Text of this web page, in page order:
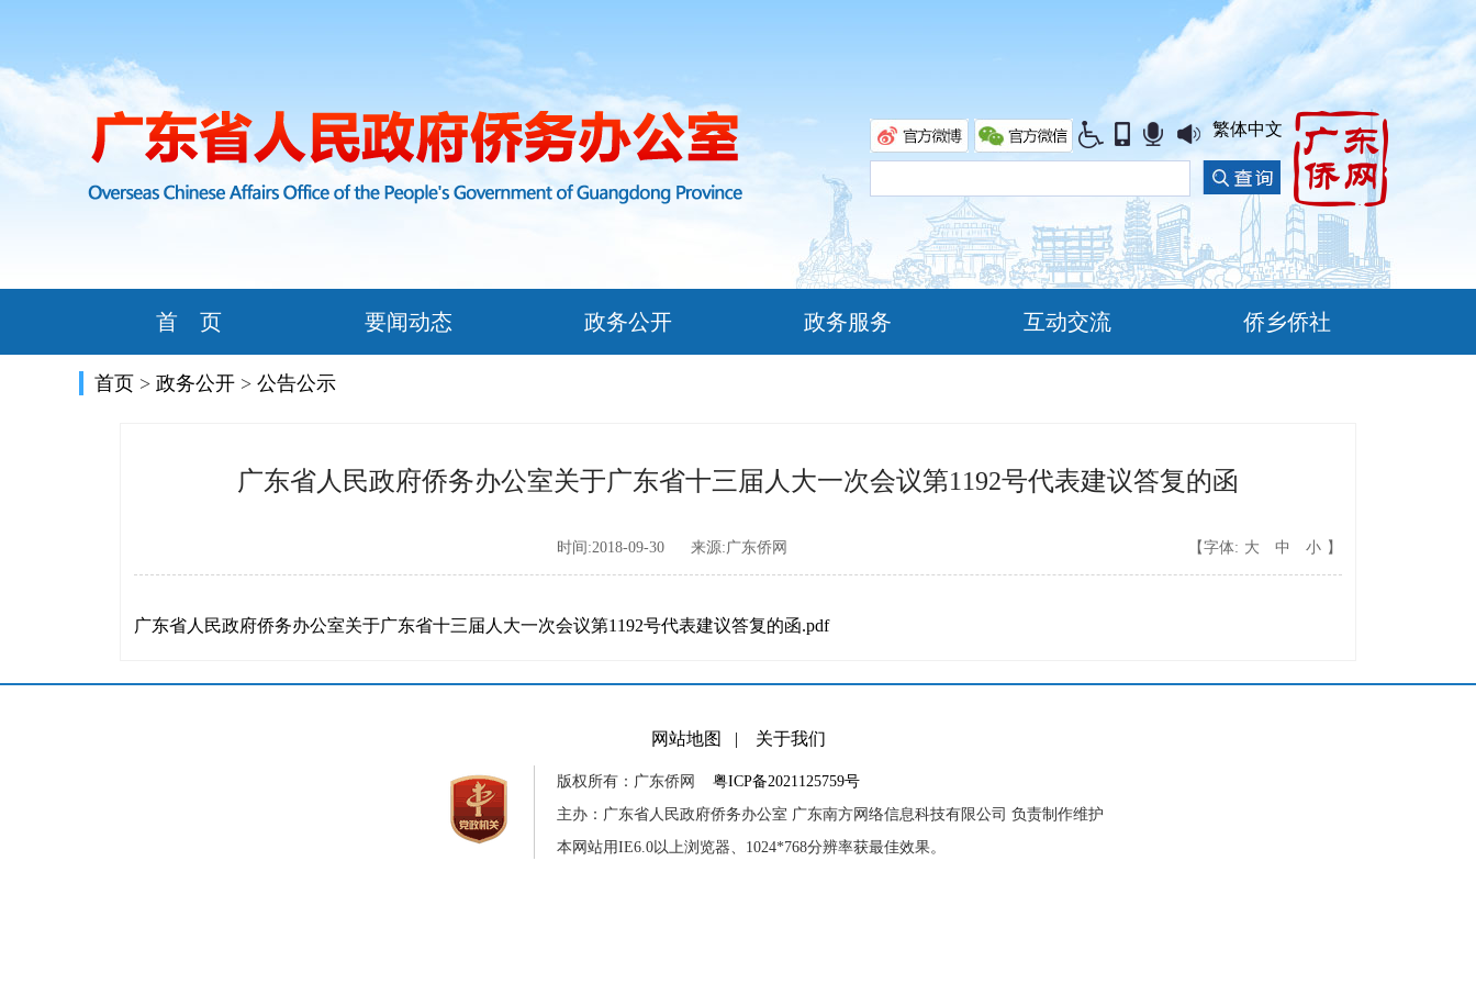
繁体中文
首 页 要闻动态 政务公开 政务服务 互动交流 侨乡侨社
首页 > 政务公开 > 公告公示
广东省人民政府侨务办公室关于广东省十三届人大一次会议第1192号代表建议答复的函
时间:2018-09-30 来源:广东侨网 【字体: 大 中 小 】
广东省人民政府侨务办公室关于广东省十三届人大一次会议第1192号代表建议答复的函.pdf
网站地图 | 关于我们
版权所有：广东侨网 粤ICP备2021125759号
主办：广东省人民政府侨务办公室 广东南方网络信息科技有限公司 负责制作维护
本网站用IE6.0以上浏览器、1024*768分辨率获最佳效果。